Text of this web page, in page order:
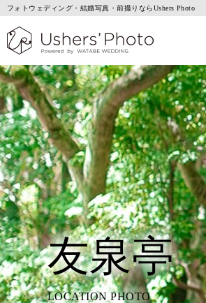
フォトウェディング・結婚写真・前撮りならUshers Photo
友泉亭
LOCATION PHOTO